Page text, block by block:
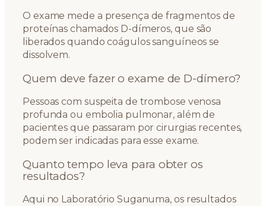
O exame mede a presença de fragmentos de
proteínas chamados D-dímeros, que são
liberados quando coágulos sanguíneos se
dissolvem.
Quem deve fazer o exame de D-dímero?
Pessoas com suspeita de trombose venosa
profunda ou embolia pulmonar, além de
pacientes que passaram por cirurgias recentes,
podem ser indicadas para esse exame.
Quanto tempo leva para obter os
resultados?
Aqui no Laboratório Suganuma, os resultados